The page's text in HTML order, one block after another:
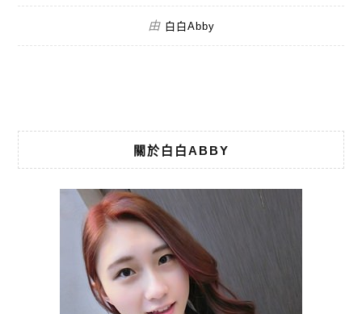
由 白白Abby
關於白白ABBY